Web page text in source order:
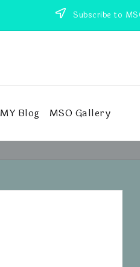
Subscribe to
MY Blog MSO Gallery